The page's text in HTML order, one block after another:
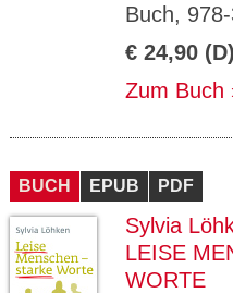
Buch,
€ 24,90 (D)
Zum Buch
BUCH EPUB PDF
Sylvia
LEISE
WORTE